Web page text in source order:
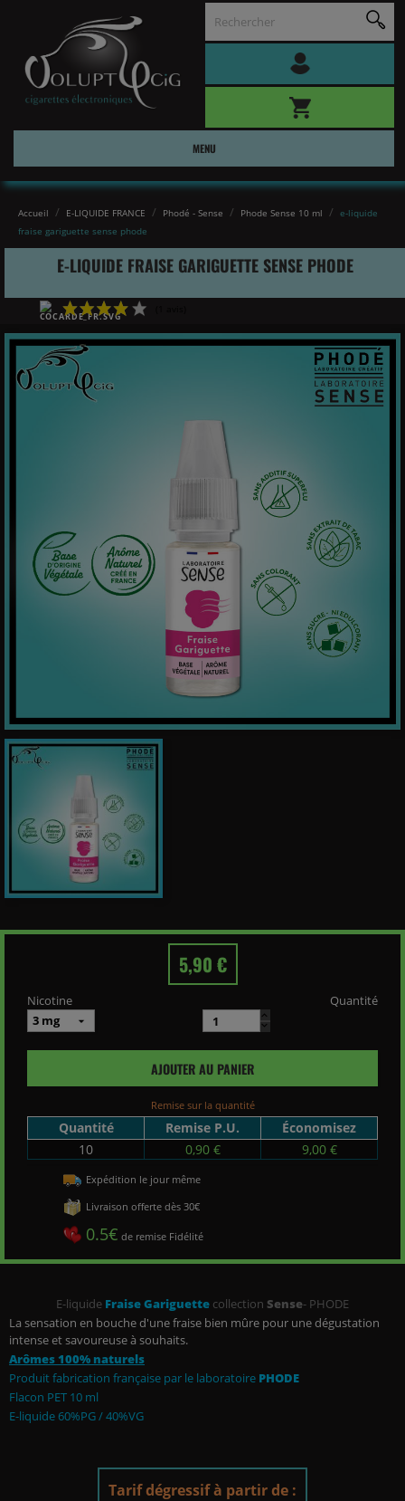
MENU
Accueil E-LIQUIDE FRANCE Phodé - Sense Phode Sense 10 ml
e-liquide
fraise gariguette sense phode
E-LIQUIDE FRAISE GARIGUETTE SENSE PHODE
E-liquide Fraise Gariguette collection Sense- PHODE
La sensation en bouche d'une fraise bien mûre pour une dégustation
intense et savoureuse à souhaits.
Arômes 100% naturels
Produit fabrication française par le laboratoire PHODE
Flacon PET 10 ml
E-liquide 60%PG / 40%VG
Tarif dégressif à partir de :
5,90 €
Nicotine Quantité
AJOUTER AU PANIER
Remise sur la quantité
Quantité Remise P.U.
Économisez
10
0,90 € 9,00 €
Expédition le jour même
Livraison offerte dès 30€
0.5€ de remise Fidélité